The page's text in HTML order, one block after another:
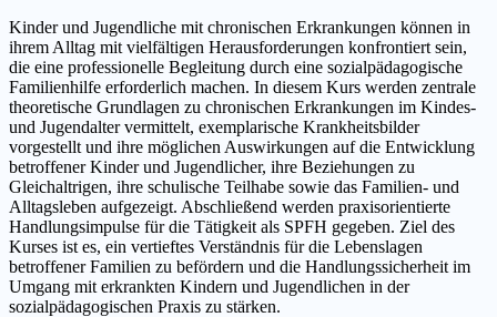
Kinder und Jugendliche mit chronischen Erkrankungen können in
ihrem Alltag mit vielfältigen Herausforderungen konfrontiert sein,
die eine professionelle Begleitung durch eine sozialpädagogische
Familienhilfe erforderlich machen. In diesem Kurs werden zentrale
theoretische Grundlagen zu chronischen Erkrankungen im Kindes-
und Jugendalter vermittelt, exemplarische Krankheitsbilder
vorgestellt und ihre möglichen Auswirkungen auf die Entwicklung
betroffener Kinder und Jugendlicher, ihre Beziehungen zu
Gleichaltrigen, ihre schulische Teilhabe sowie das Familien- und
Alltagsleben aufgezeigt. Abschließend werden praxisorientierte
Handlungsimpulse für die Tätigkeit als SPFH gegeben. Ziel des
Kurses ist es, ein vertieftes Verständnis für die Lebenslagen
betroffener Familien zu befördern und die Handlungssicherheit im
Umgang mit erkrankten Kindern und Jugendlichen in der
sozialpädagogischen Praxis zu stärken.